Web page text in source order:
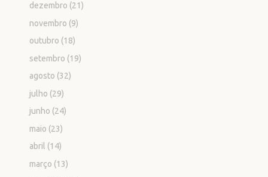
dezembro (21)
novembro (9)
outubro (18)
setembro (19)
agosto (32)
julho (29)
junho (24)
maio (23)
abril (14)
março (13)